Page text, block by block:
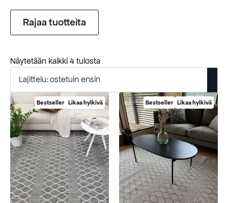
Rajaa tuotteita
Näytetään kaikki 4 tulostaSuosituimmat
Bestseller Likaa hylkivä Bestseller Likaa hylkivä